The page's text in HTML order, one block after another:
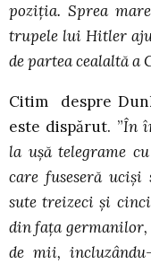
poziția. Sprea
trupele lui Hitler
de partea cealaltă a
Citim despre
este dispărut. ”În
la ușă telegrame
care fuseseră
sute treizeci și
din fața
de mii,